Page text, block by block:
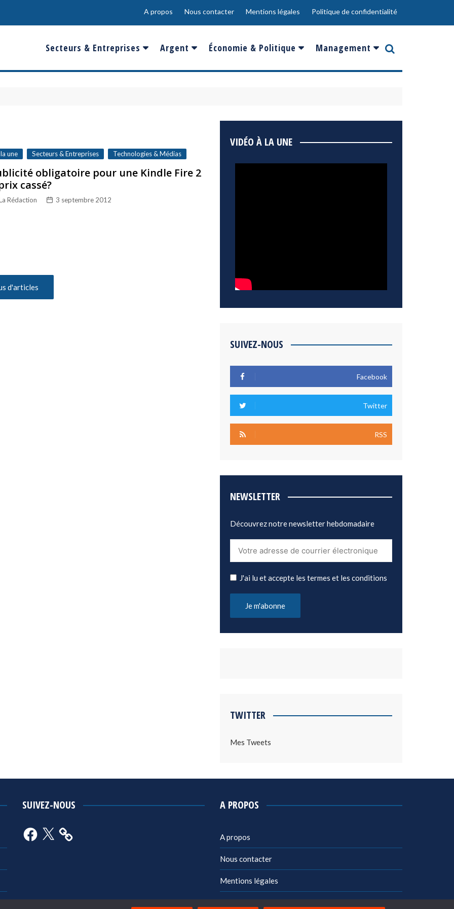
A propos Nous contacter Mentions légales Politique de confidentialité
Secteurs & Entreprises
Banques & Finances
Défense & Aéronautique
Santé & Biotechnologie
Technologies & Médias
Argent
Salaire
Epargne & Placements
Économie & Politique
France
Management
Innovation
une Secteurs & Entreprises Technologies & Médias
obligatoire pour une Kindle Fire 2
cassé?
Rédaction 3 septembre 2012
d'articles
VIDÉO À LA UNE
SUIVEZ-NOUS
Facebook
Twitter
RSS
NEWSLETTER
Découvrez notre newsletter hebdomadaire
J'ai lu et accepte les termes et les conditions
TWITTER
Mes Tweets
SUIVEZ-NOUS
Facebook
X
A PROPOS
A propos
Nous contacter
Mentions légales
Politique de confidentialité